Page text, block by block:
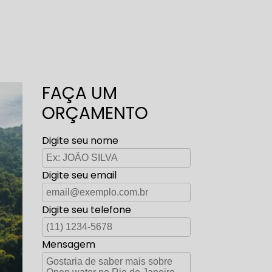
FAÇA UM
ORÇAMENTO
Digite seu nome
Digite seu email
Digite seu telefone
Mensagem